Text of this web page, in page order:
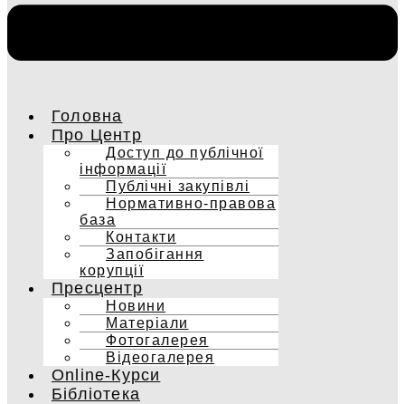
Головна
Про Центр
Доступ до публічної
інформації
Публічні закупівлі
Нормативно-правова
база
Контакти
Запобігання
корупції
Пресцентр
Новини
Матеріали
Фотогалерея
Відеогалерея
Online-Курси
Бібліотека